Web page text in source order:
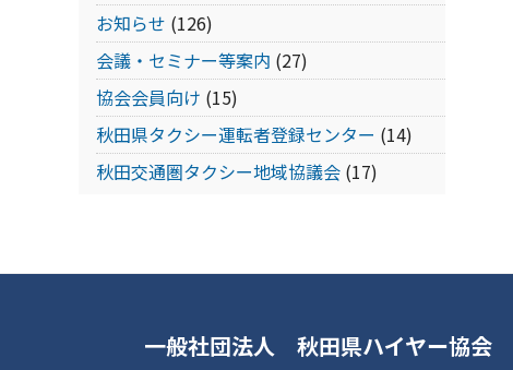
お知らせ (126)
会議・セミナー等案内 (27)
協会会員向け (15)
秋田県タクシー運転者登録センター (14)
秋田交通圏タクシー地域協議会 (17)
一般社団法人 秋田県ハイヤー協会